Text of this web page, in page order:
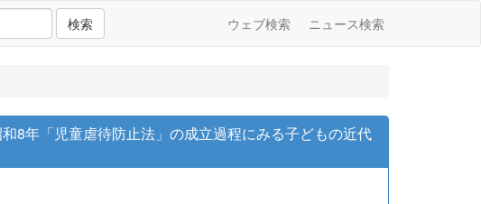
検索 ウェブ検索 ニュース検索
8年「児童虐待防止法」の成立過程にみる子どもの近代